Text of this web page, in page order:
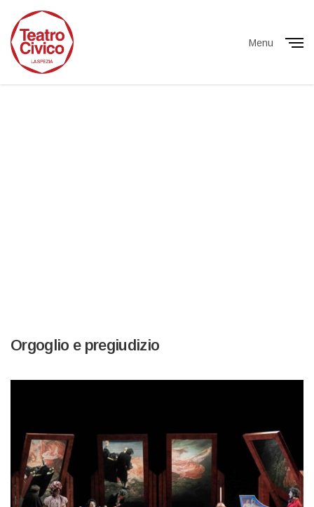
Menu
Orgoglio e pregiudizio